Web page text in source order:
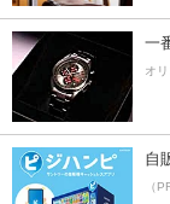
一
オ
自
（